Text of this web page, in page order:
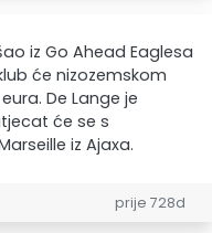
iz Go Ahead Eaglesa
će nizozemskom
De Lange je
će se s
iz Ajaxa.
prije 728d